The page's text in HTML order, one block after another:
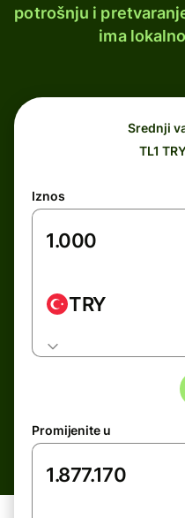
potrošnju i
ima
Srednji
TL1
Iznos
TRY
Promijenite u